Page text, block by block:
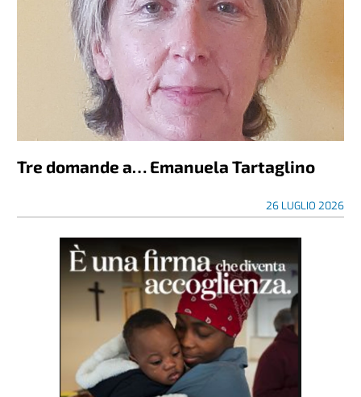
Tre domande a… Emanuela Tartaglino
26 LUGLIO 2026